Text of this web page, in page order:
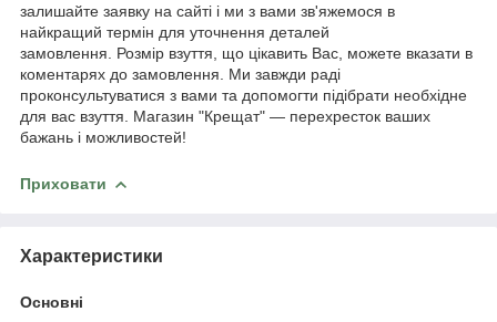
залишайте заявку на сайті і ми з вами зв'яжемося в
найкращий термін для уточнення деталей
замовлення. Розмір взуття, що цікавить Вас, можете вказати в
коментарях до замовлення. Ми завжди раді
проконсультуватися з вами та допомогти підібрати необхідне
для вас взуття. Магазин "Крещат" — перехресток ваших
бажань і можливостей!
Приховати
Характеристики
Основні